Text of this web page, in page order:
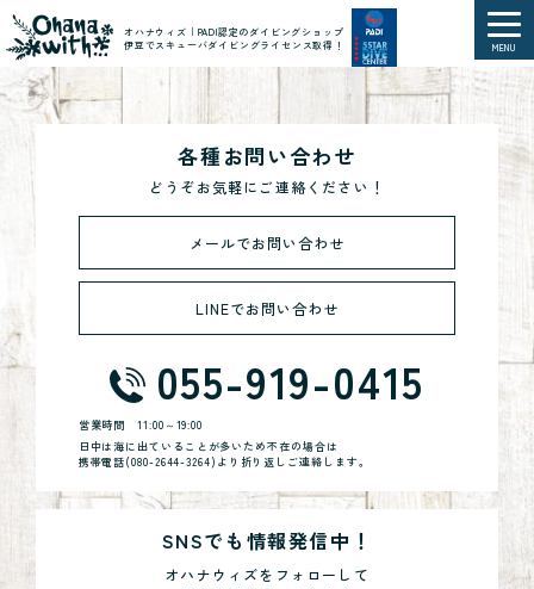
オハナウィズ｜PADI認定のダイビングショップ
伊豆でスキューバダイビングライセンス取得！
MENU
各種お問い合わせ
どうぞお気軽にご連絡ください！
メールでお問い合わせ
LINEでお問い合わせ
055-919-0415
営業時間11:00～19:00
日中は海に出ていることが多いため不在の場合は
携帯電話(080-2644-3264)より折り返しご連絡します。
SNSでも情報発信中！
オハナウィズをフォローして